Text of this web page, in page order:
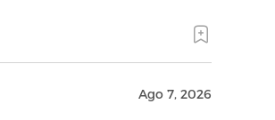
Ago 7, 2026